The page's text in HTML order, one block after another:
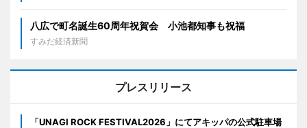
八広で町名誕生60周年祝賀会 小池都知事も祝福
すみだ経済新聞
プレスリリース
「UNAGI ROCK FESTIVAL2026」にてアキッパの公式駐車場